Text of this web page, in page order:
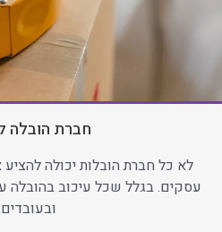
חברת הובלה
לא כל חברת הובלות יכולה
עסקים. בגלל שכל עיכוב בהובלה